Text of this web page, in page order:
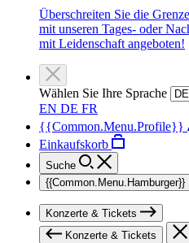
Überschreiten Sie die
mit unseren Tages- oder
mit Leidenschaft angeboten!
Wählen Sie Ihre Sprache
EN DE FR
{{Common.Menu.Profile}}
Einkaufskorb
Suche
{{Common.Menu.Hamburger}}
Konzerte & Tickets
Konzerte & Tickets